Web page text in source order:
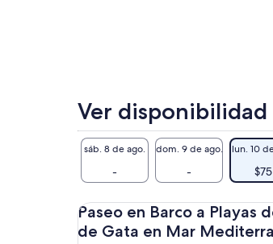
Ver disponibilidad
sáb. 8 de ago.
-
dom. 9 de ago.
-
lun. 10
$75
Paseo en Barco a Playas
de Gata en Mar